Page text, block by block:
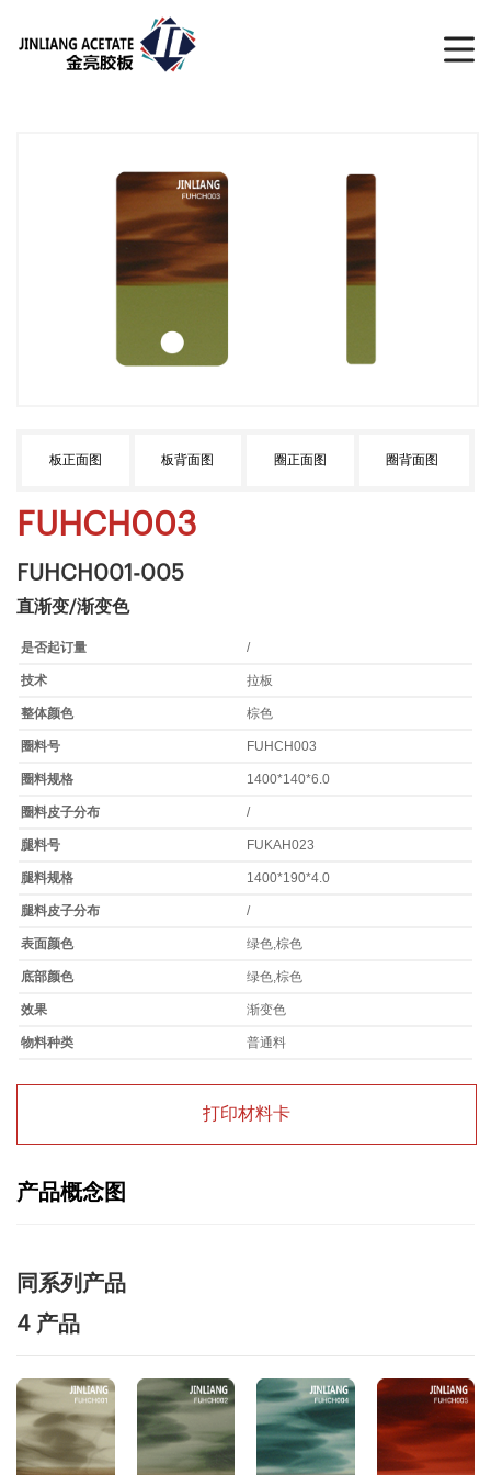
板正面图 板背面图 圈正面图 圈背面图
FUHCH003
FUHCH001-005
直渐变/渐变色
是否起订量 /
技术 拉板
整体颜色 棕色
圈料号 FUHCH003
圈料规格 1400*140*6.0
圈料皮子分布 /
腿料号 FUKAH023
腿料规格 1400*190*4.0
腿料皮子分布 /
表面颜色 绿色,棕色
底部颜色 绿色,棕色
效果 渐变色
物料种类 普通料
打印材料卡
产品概念图
同系列产品
4 产品